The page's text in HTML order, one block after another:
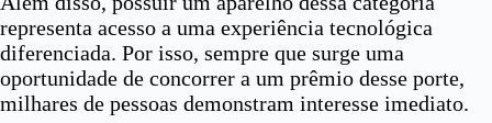
representa acesso a uma experiência tecnológica
diferenciada. Por isso, sempre que surge uma
oportunidade de concorrer a um prêmio desse porte,
milhares de pessoas demonstram interesse imediato.